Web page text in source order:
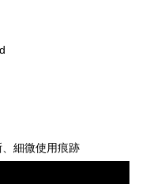
、細微使用痕跡